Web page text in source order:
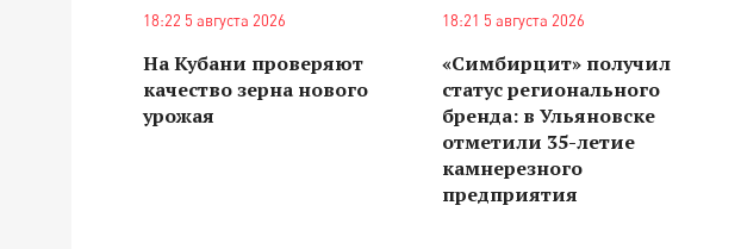
18:22 5 августа 2026
На Кубани проверяют
качество зерна нового
урожая
18:21 5 августа 2026
«Симбирцит» получил
статус регионального
бренда: в Ульяновске
отметили 35-летие
камнерезного
предприятия